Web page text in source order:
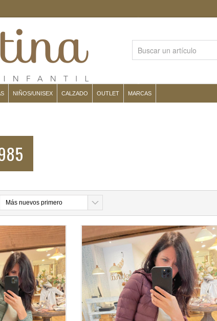
NIÑOS/UNISEX CALZADO OUTLET MARCAS
Más nuevos primero